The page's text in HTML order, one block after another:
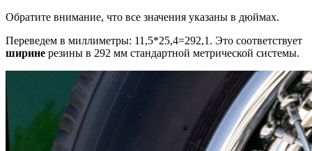
Обратите внимание, что все значения указаны в дюймах.
Переведем в миллиметры: 11,5*25,4=292,1. Это соответствует
ширине резины в 292 мм стандартной метрической системы.